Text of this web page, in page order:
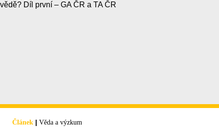
Článek | Věda a výzkum